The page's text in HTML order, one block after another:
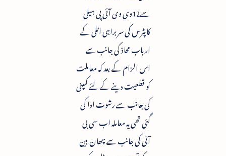
سے12وی وی آئی پی ہیلی
کاپٹرس کی سربراہی اٹلی کے
ارباب محاذ کی جانب سے
اس الزام کے بعد کہ معاملت
کو قطعیت دینے کے لئے کمپنی
کی جانب سے رشوت ادا کی
گئی تھی یہ معاملہ اب سی بی
آئی کی جانب سے چھان بین